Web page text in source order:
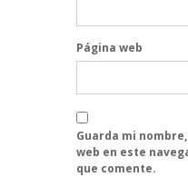
Página web
Guarda mi
web en este
que comente.